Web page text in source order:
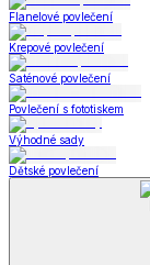
Flanelové povlečení
Krepové povlečení
Saténové povlečení
Povlečení s fototiskem
Výhodné sady
Dětské povlečení